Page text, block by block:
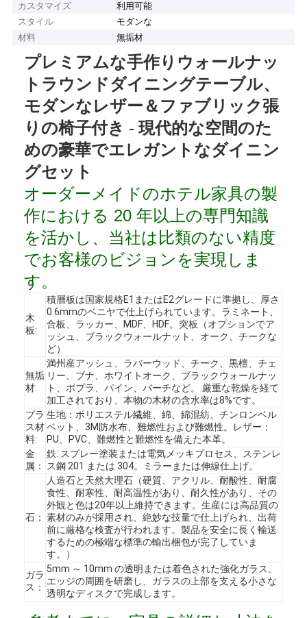
ホーム
製品
ビデオ
カスタマイズ
利用可能
スタイル
モダンな
材料
無垢材
プレミアムな手作りウォールナッ
トラウンドダイニングテーブル、
モダンなレザー＆ファブリック張
りの椅子付き - 現代的な空間のた
めの豪華でエレガントなダイニン
グセット
オーダーメイドのホテル家具の製
作における 20 年以上の専門知識
を活かし、当社は比類のない精度
でお客様のビジョンを実現しま
す。
木
板:
積層板は国家規格E1またはE2グレードに準拠し、厚さ
0.6mmのベニヤで仕上げられています。ラミネート、
合板、ラッカー、MDF、HDF。突板（オプションでア
ッシュ、ブラックウォールナット、オーク、チークな
ど）
無垢
材:
満州産アッシュ、ラバーウッド、チーク、黒檀、チェ
リー、ブナ、ホワイトオーク、ブラックウォールナッ
ト、ポプラ、パイン、バーチなど。 厳重な乾燥を経て
加工されており、本物の木材の含水率は8%です。
プラ
ス材
料:
生地：ポリエステル繊維、綿、綿混紡、チンロンベル
ベット、3M防水布、難燃性および難燃性。レザー：
PU、PVC、難燃性と難燃性を備えた本革。
金
属：
鉄: スプレー塗装または電気メッキプロセス、ステンレ
ス鋼 201 または 304。ミラーまたは伸線仕上げ。
石：
人造石と天然大理石（硬質、アクリル、耐酸性、耐腐
食性、耐寒性、耐高温性があり、耐久性があり、その
外観と色は20年以上維持できます。生産には高品質の
素材のみが採用され、絶妙な技量で仕上げられ、出荷
前に厳格な検査が行われます。製品を安全に長く輸送
するための極端な標準の輸出梱包が完了していま
す。）
ガラ
ス：
5mm ～ 10mm の透明または着色された強化ガラス。
エッジの周囲を研磨し、ガラスの上部を支える小さな
透明なディスクで完成します。